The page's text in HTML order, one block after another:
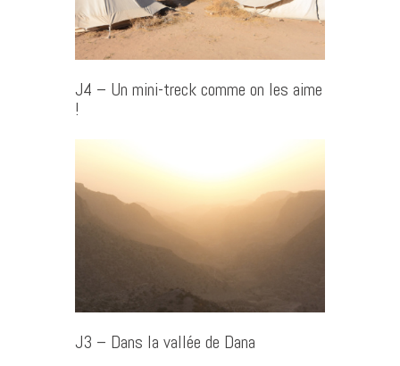
J4 – Un mini-treck comme on les aime
!
J3 – Dans la vallée de Dana